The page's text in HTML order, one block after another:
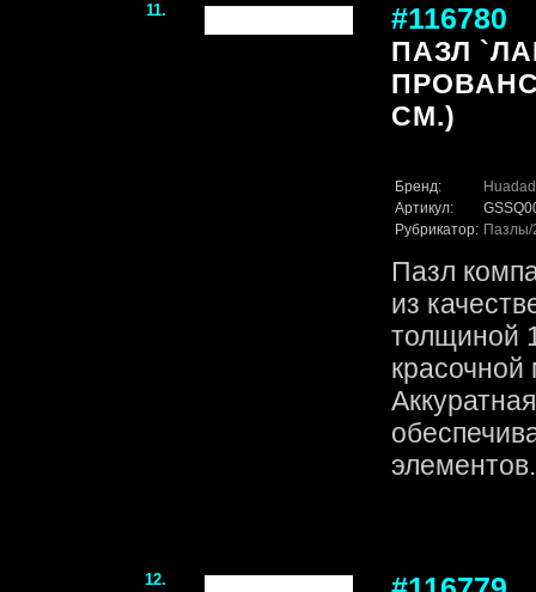
11. #116780
ПАЗЛ
СМ.)
Бренд:
Артикул:
Рубрикатор: Пазлы/
Пазл
из
толщиной
красочной
12.